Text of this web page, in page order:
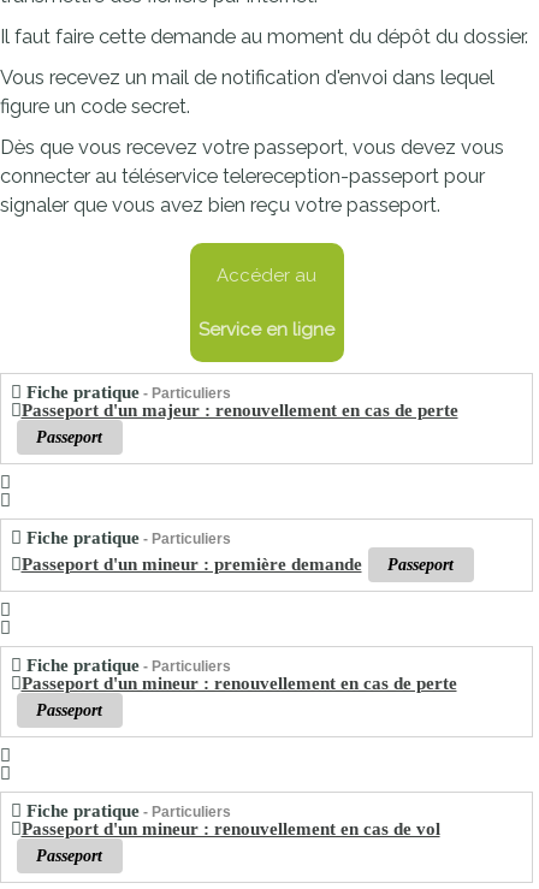
Il faut faire cette demande au moment du dépôt du dossier.
Vous recevez un mail de notification d'envoi dans lequel
figure un code secret.
Dès que vous recevez votre passeport, vous devez vous
connecter au téléservice telereception-passeport pour
signaler que vous avez bien reçu votre passeport.
Accéder au
Service en ligne
Fiche pratique- Particuliers
Passeport d'un majeur : renouvellement en cas de perte
Passeport
Fiche pratique- Particuliers
Passeport d'un mineur : première demande Passeport
Fiche pratique- Particuliers
Passeport d'un mineur : renouvellement en cas de perte
Passeport
Fiche pratique- Particuliers
Passeport d'un mineur : renouvellement en cas de vol
Passeport